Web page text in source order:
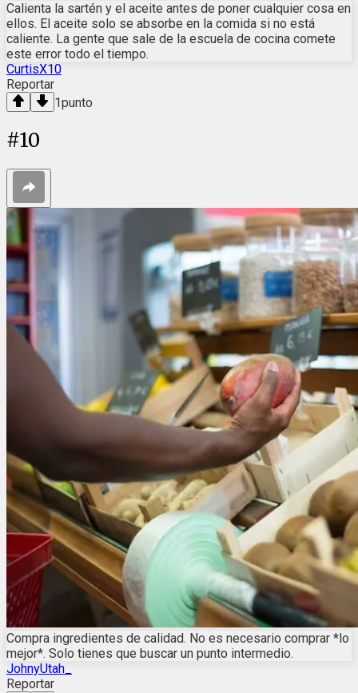
Calienta la sartén y el aceite antes de poner cualquier cosa en
ellos. El aceite solo se absorbe en la comida si no está
caliente. La gente que sale de la escuela de cocina comete
este error todo el tiempo.
CurtisX10
Reportar
1punto
#10
Compra ingredientes de calidad. No es necesario comprar *lo
mejor*. Solo tienes que buscar un punto intermedio.
JohnyUtah_
Reportar